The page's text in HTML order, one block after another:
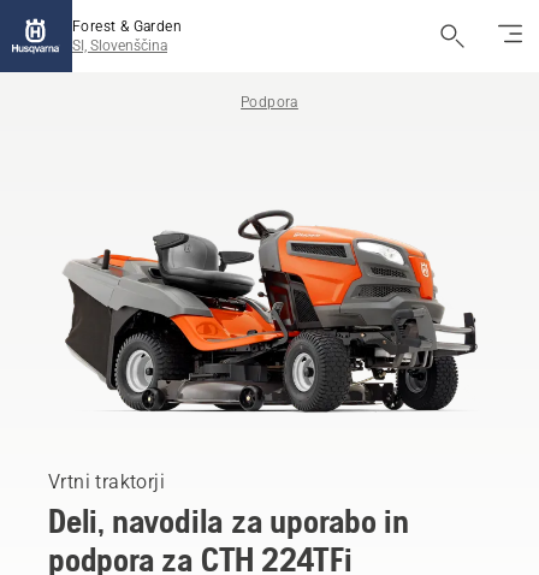
Forest & Garden
SI, Slovenščina
Podpora
Vrtni traktorji
Deli, navodila za uporabo in
podpora za CTH 224TFi